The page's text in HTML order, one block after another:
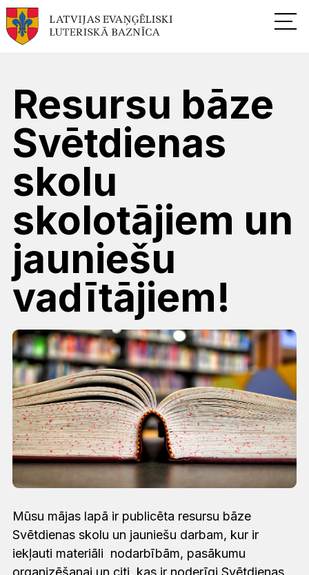
Resursu bāze
Svētdienas
skolu
skolotājiem un
jauniešu
vadītājiem!
Mūsu mājas lapā ir publicēta resursu bāze
Svētdienas skolu un jauniešu darbam, kur ir
iekļauti materiāli nodarbībām, pasākumu
organizēšanai un citi, kas ir noderīgi Svētdienas